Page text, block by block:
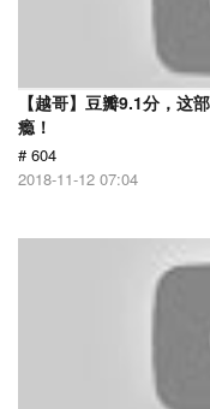
【越哥】豆瓣9.1分，这
瘾！
# 604
2018-11-12 07:04